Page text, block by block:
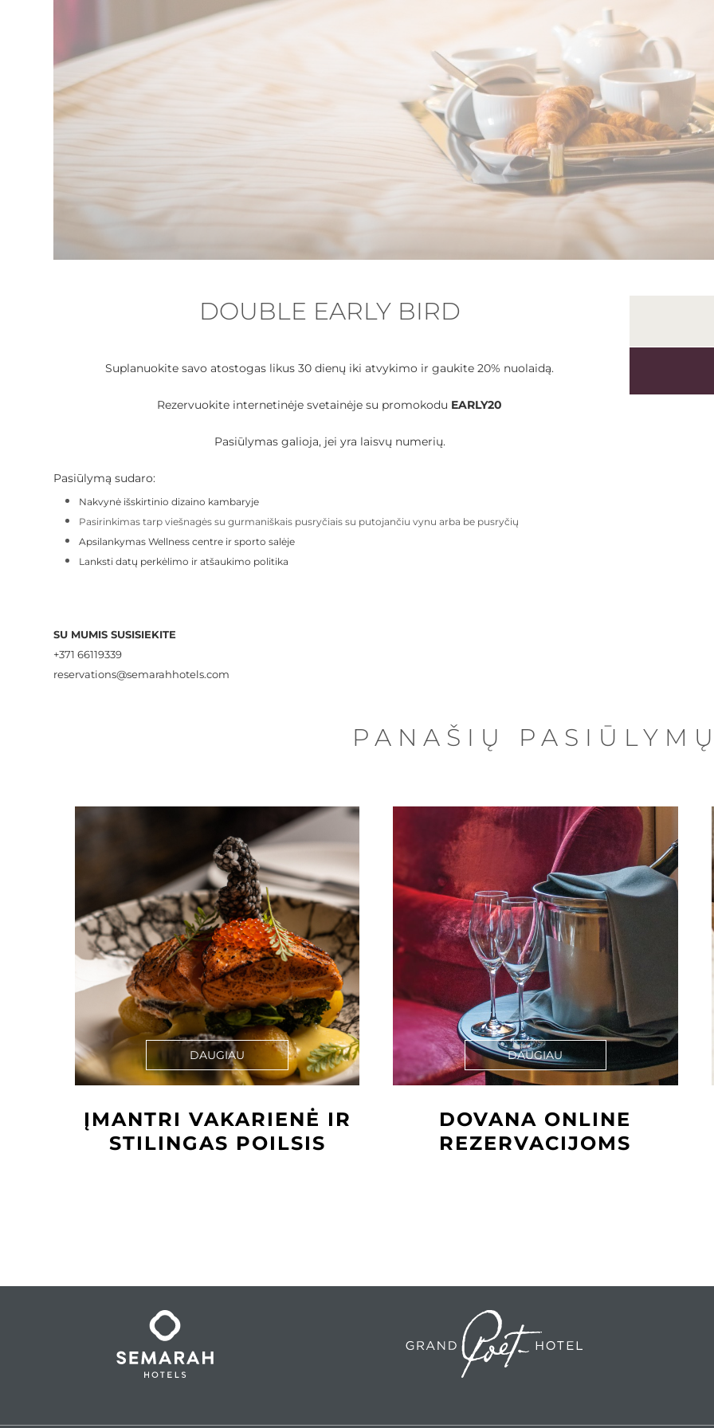
DOUBLE EARLY BIRD
Suplanuokite savo atostogas likus 30 dienų iki atvykimo ir gaukite 20% nuolaidą.
Rezervuokite internetinėje svetainėje su promokodu EARLY20
Pasiūlymas galioja, jei yra laisvų numerių.
Pasiūlymą sudaro:
Nakvynė išskirtinio dizaino kambaryje
Pasirinkimas tarp viešnagės su gurmaniškais pusryčiais su putojančiu vynu arba be pusryčių
Apsilankymas Wellness centre ir sporto salėje
Lanksti datų perkėlimo ir atšaukimo politika
SU MUMIS SUSISIEKITE
+371 66119339
reservations@semarahhotels.com
PANAŠIŲ PASIŪLYMŲ
DAUGIAU
ĮMANTRI VAKARIENĖ IR
STILINGAS POILSIS
DAUGIAU
DOVANA ONLINE
REZERVACIJOMS